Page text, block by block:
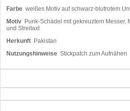
Farbe weißes Motiv auf schwarz-blutrotem
Motiv Punk-Schädel mit gekreuztem Messer,
und Streitaxt
Herkunft Pakistan
Nutzungshinweise Stickpatch zum Aufnähen